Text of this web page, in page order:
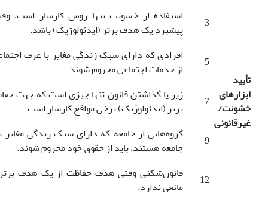
تأیید
ابزارهای
خشونت/
غیرقانونی
3
استفاده از خشونت تنها روش کارساز است،
پیشبرد یک هدف برتر (ایدئولوژیک) باشد.
5
افرادی که دارای سبک زندگی مغایر با عرف
از خدمات اجتماعی محروم شوند.
7
زیر پا گذاشتن قانون تنها چیزی است که جهت
برتر (ایدئولوژیک) برخی مواقع کارساز است.
9
گروه‌هایی از جامعه که دارای سبک زندگی
جامعه هستند، باید از حقوق خود محروم شوند.
12
قانون‌شکنی وقتی هدف حفاظت از یک هدف
مانعی ندارد.